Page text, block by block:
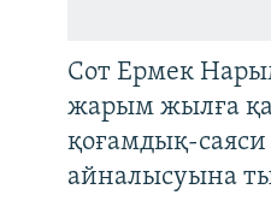
Сот Ермек
жарым жылға
қоғамдық-
айналысуына